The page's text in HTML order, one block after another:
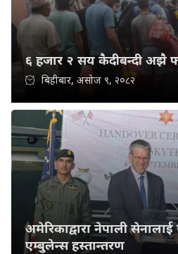
६ हजार २ सय कैदीबन्दी अझै
बिहीबार, असोज ९, २०८२
अमेरिकाद्वारा नेपाली
एम्बुलेन्स हस्तान्तरण